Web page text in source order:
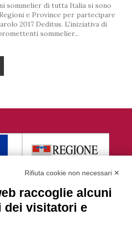
sommelier di tutta Italia si sono
e Province per partecipare
2017 Deditus. L'iniziativa di
sommelier...
Rifiuta cookie non necessari ✕
raccoglie alcuni
dei visitatori e